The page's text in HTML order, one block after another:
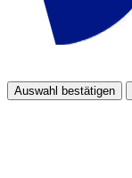
Auswahl bestätigen